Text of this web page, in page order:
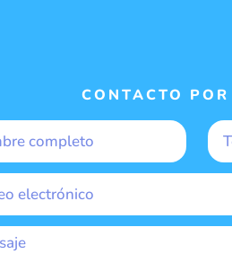
CONTACTO